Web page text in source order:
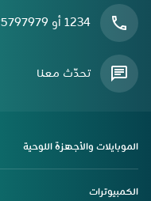
1234 أو 0795797979
تحدّث معنا
الموبايلات والأجهزة اللوحية
الكمبيوترات